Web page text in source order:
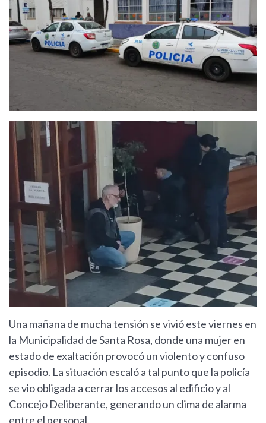
Una mañana de mucha tensión se vivió este viernes en
la Municipalidad de Santa Rosa, donde una mujer en
estado de exaltación provocó un violento y confuso
episodio. La situación escaló a tal punto que la policía
se vio obligada a cerrar los accesos al edificio y al
Concejo Deliberante, generando un clima de alarma
entre el personal.